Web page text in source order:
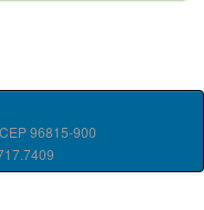
96815-900